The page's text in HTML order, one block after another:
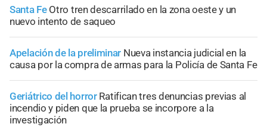
Santa Fe Otro tren descarrilado en la zona oeste y un
nuevo intento de saqueo
Apelación de la preliminar Nueva instancia judicial en la
causa por la compra de armas para la Policía de Santa Fe
Geriátrico del horror Ratifican tres denuncias previas al
incendio y piden que la prueba se incorpore a la
investigación